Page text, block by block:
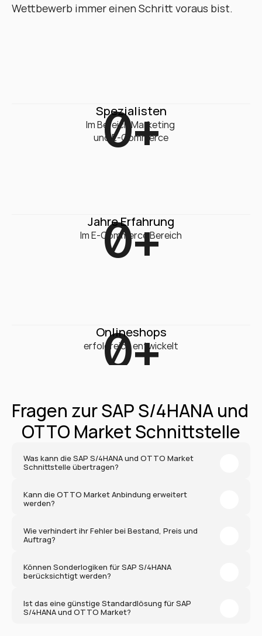
Wettbewerb immer einen Schritt voraus bist.
0+
Spezialisten
Im Bereich Marketing
und E-Commerce
0+
Jahre Erfahrung
Im E-Commerce Bereich
0+
Onlineshops
erfolgreich entwickelt
Fragen zur SAP S/4HANA und
OTTO Market Schnittstelle
Was kann die SAP S/4HANA und OTTO Market
Schnittstelle übertragen?
Kann die OTTO Market Anbindung erweitert
werden?
Wie verhindert ihr Fehler bei Bestand, Preis und
Auftrag?
Können Sonderlogiken für SAP S/4HANA
berücksichtigt werden?
Ist das eine günstige Standardlösung für SAP
S/4HANA und OTTO Market?